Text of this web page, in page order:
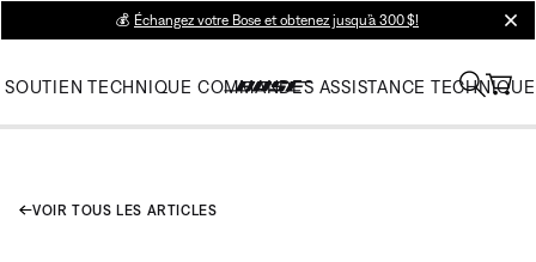
💰 Échangez votre Bose et obtenez jusqu’à 300 $!
SOUTIEN TECHNIQUE COMMANDES ASSISTANCE TECHNIQUE
VOIR TOUS LES ARTICLES